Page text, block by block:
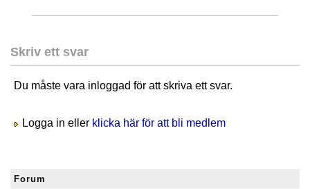
Skriv ett svar
Du måste vara inloggad för att skriva ett svar.
Logga in eller klicka här för att bli medlem
Forum